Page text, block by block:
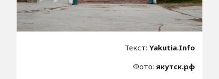
Текст:Yakutia.Info
Фото: якутск.рф